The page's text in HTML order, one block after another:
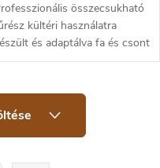
összecsukható
kültéri használatra
és adaptálva fa és csont
Különösen alkalmas
és faápolásra